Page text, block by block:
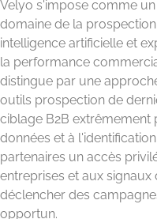
Velyo s'impose comme
domaine de la
intelligence artificielle et
la performance
distingue par une
outils prospection de
ciblage B2B extrêmement
données et à
partenaires un accès
entreprises et aux
déclencher des
opportun.